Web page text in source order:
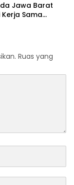
Jawa Barat
Sama
Ruas yang